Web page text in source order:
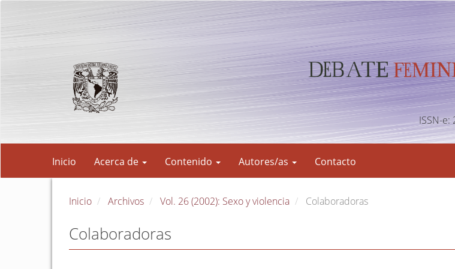
principal
ISSN-e:
Inicio Acerca de Contenido Autores/as Contacto
Inicio Archivos Vol. 26 (2002): Sexo y violencia Colaboradoras
Colaboradoras